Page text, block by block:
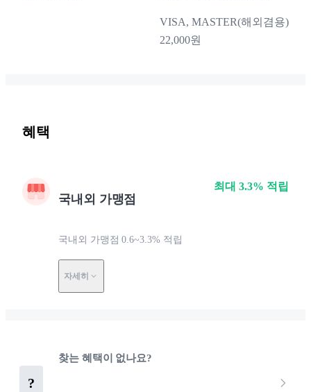
VISA, MASTER(해외겸용)
22,000원
혜택
국내외 가맹점
국내외 가맹점 0.6~3.3% 적립
자세히
최대 3.3% 적립
?
찾는 혜택이 없나요?